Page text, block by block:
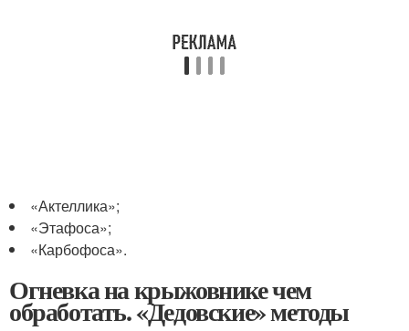
«Актеллика»;
«Этафоса»;
«Карбофоса».
Огневка на крыжовнике чем
обработать. «Дедовские» методы